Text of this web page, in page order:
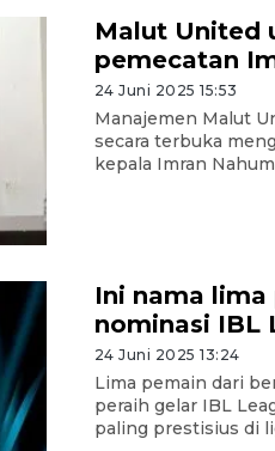
Malut United
pemecatan
24 Juni 2025 15:53
Manajemen Malut
secara terbuka
kepala Imran
Ini nama
nominasi IBL
24 Juni 2025 13:24
Lima pemain dari
peraih gelar IBL
paling prestisius di
dan
31 Juli